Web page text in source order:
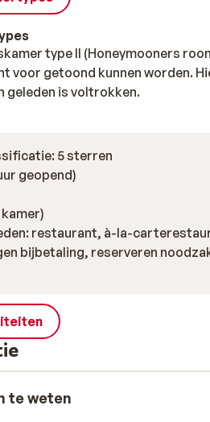
type II (Honeymooners
voor getoond kunnen worden.
geleden is voltrokken.
5 sterren
geopend)
restaurant, à-la-
bijbetaling, reserveren
te weten